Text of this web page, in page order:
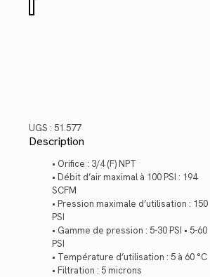
de
UGS : 51.577
Description
• Orifice : 3/4 (F) NPT
• Débit d’air maximal à 100 PSI : 194
SCFM
• Pression maximale d’utilisation : 150
PSI
• Gamme de pression : 5-30 PSI • 5-60
PSI
• Température d’utilisation : 5 à 60 °C
• Filtration : 5 microns